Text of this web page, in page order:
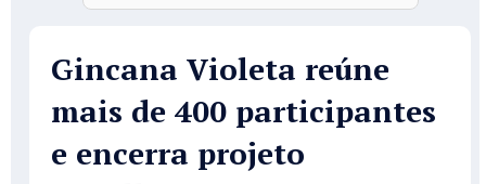
Gincana Violeta reúne
mais de 400 participantes
e encerra projeto